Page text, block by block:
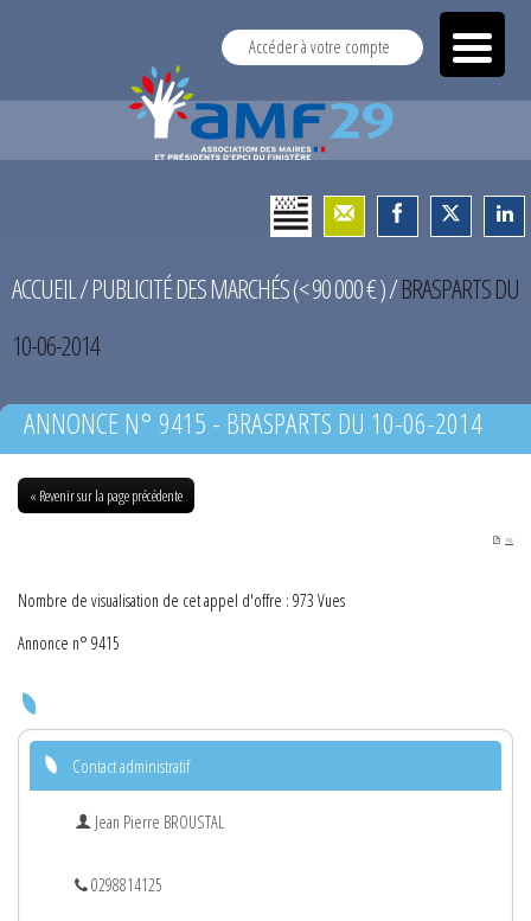
Accéder à votre compte
ACCUEIL/PUBLICITÉ DES MARCHÉS (< 90 000 € )/BRASPARTS DU
10-06-2014
ANNONCE N° 9415 - BRASPARTS DU 10-06-2014
« Revenir sur la page précédente
PDF
Nombre de visualisation de cet appel d'offre : 973 Vues
Annonce n° 9415
Contact administratif
Jean Pierre BROUSTAL
0298814125